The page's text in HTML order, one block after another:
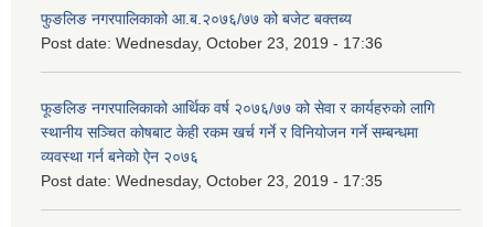
फुङलिङ नगरपालिकाको आ.ब.२०७६/७७ को बजेट बक्तब्य
Post date: Wednesday, October 23, 2019 - 17:36
फूङलिङ नगरपालिकाको आर्थिक वर्ष २०७६/७७ को सेवा र कार्यहरुको लागि
स्थानीय सञ्चित कोषबाट केही रकम खर्च गर्ने र विनियोजन गर्ने सम्बन्धमा
व्यवस्था गर्न बनेको ऐन २०७६
Post date: Wednesday, October 23, 2019 - 17:35